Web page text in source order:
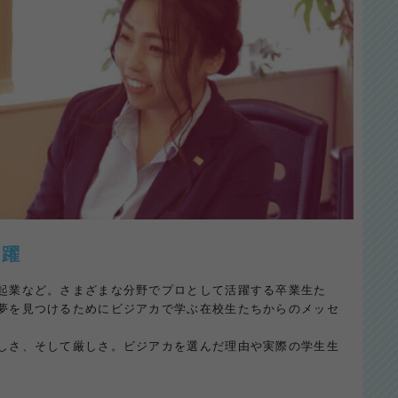
業など。さまざまな分野でプロとして活躍する卒業生た
を見つけるためにビジアカで学ぶ在校生たちからのメッセ
さ、そして厳しさ。ビジアカを選んだ理由や実際の学生生